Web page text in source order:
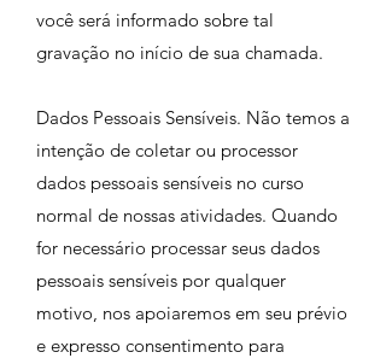
você será informado sobre tal
gravação no início de sua chamada.
Dados Pessoais Sensíveis. Não temos a
intenção de coletar ou processor
dados pessoais sensíveis no curso
normal de nossas atividades. Quando
for necessário processar seus dados
pessoais sensíveis por qualquer
motivo, nos apoiaremos em seu prévio
e expresso consentimento para